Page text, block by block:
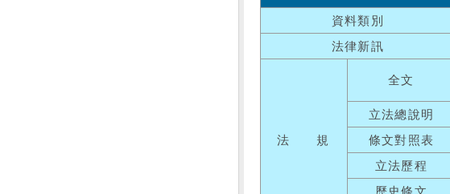
資料類別
法律新訊
法 規
全文
立法總說明
條文對照表
立法歷程
歷史條文